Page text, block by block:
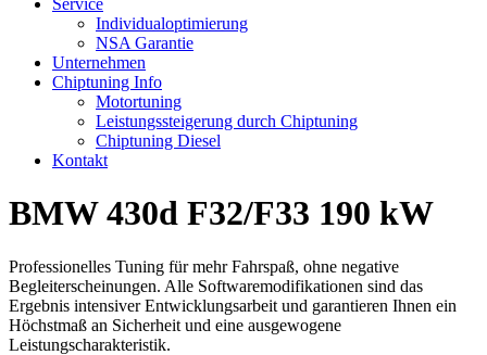
Service
Individualoptimierung
NSA Garantie
Unternehmen
Chiptuning Info
Motortuning
Leistungssteigerung durch Chiptuning
Chiptuning Diesel
Kontakt
BMW 430d F32/F33 190 kW
Professionelles Tuning für mehr Fahrspaß, ohne negative
Begleiterscheinungen. Alle Softwaremodifikationen sind das
Ergebnis intensiver Entwicklungsarbeit und garantieren Ihnen ein
Höchstmaß an Sicherheit und eine ausgewogene
Leistungscharakteristik.